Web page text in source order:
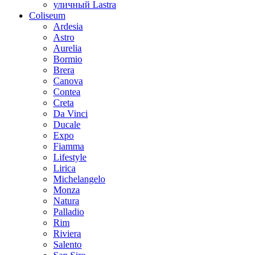
уличный Lastra
Coliseum
Ardesia
Astro
Aurelia
Bormio
Brera
Canova
Contea
Creta
Da Vinci
Ducale
Expo
Fiamma
Lifestyle
Lirica
Michelangelo
Monza
Natura
Palladio
Rim
Riviera
Salento